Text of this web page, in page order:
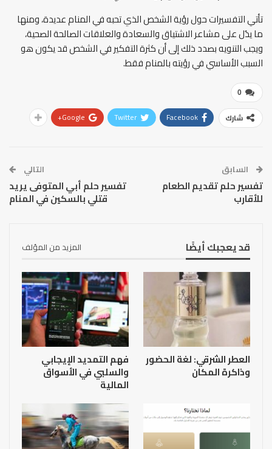
تأتي التفسيرات حول رؤية الشخص الذي تحبه في المنام عديدة، ومنها
ما يدُل على مشاعر الاشتياق والسعادة والعلاقات الصالحة الصحية،
ويجب التنويه بصدد ذلك إلى أن كثرة التفكير في الشخص قد يكون هو
السبب الأساسي في رؤيته بالمنام فقط.
0
شارك Facebook
Twitter
Google+
السابق
تفسير حلم تقديم الطعام
للأقارب
التالي
تفسير حلم أبي المتوفى يريد
قتلي بالسكين في المنام
قد يعجبك أيضًا المزيد من المؤلف
العطر الشرقي: لغة الحضور
وذاكرة المكان
فهم التمديد الإيجابي
والسلبي في الأسواق
المالية